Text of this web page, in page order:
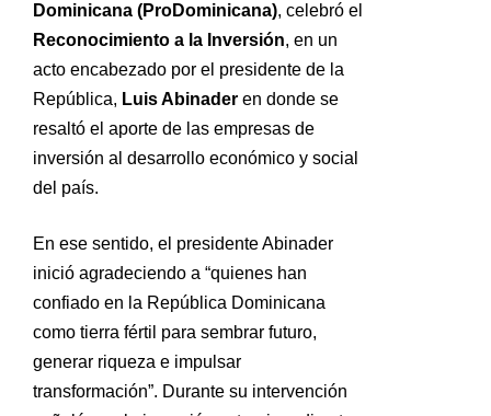
Dominicana (ProDominicana), celebró el
Reconocimiento a la Inversión, en un
acto encabezado por el presidente de la
República, Luis Abinader en donde se
resaltó el aporte de las empresas de
inversión al desarrollo económico y social
del país.
En ese sentido, el presidente Abinader
inició agradeciendo a “quienes han
confiado en la República Dominicana
como tierra fértil para sembrar futuro,
generar riqueza e impulsar
transformación”. Durante su intervención